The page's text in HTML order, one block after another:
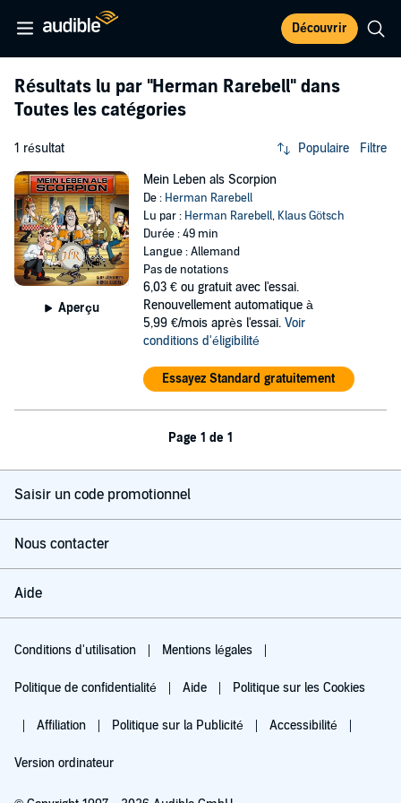
Découvrir
Résultats lu par "Herman Rarebell" dans
Toutes les catégories
1 résultat Populaire Filtre
Aperçu
Mein Leben als Scorpion
De : Herman Rarebell
Lu par : Herman Rarebell, Klaus Götsch
Durée : 49 min
Langue : Allemand
Pas de notations
6,03 € ou gratuit avec l'essai.
Renouvellement automatique à
5,99 €/mois après l'essai. Voir
conditions d'éligibilité
Essayez Standard gratuitement
Page 1 de 1
Saisir un code promotionnel
Nous contacter
Aide
Conditions d'utilisation Mentions légales
Politique de confidentialité Aide Politique sur les Cookies
Affiliation Politique sur la Publicité Accessibilité
Version ordinateur